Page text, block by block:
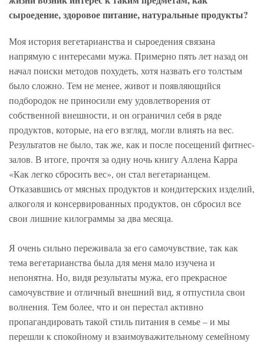
сыроедение, здоровое питание, натуральные продукты?
Моя история вегетарианства и сыроедения связана
напрямую с интересами мужа. Примерно пять лет назад он
начал поиски методов похудеть, хотя назвать его толстым
было сложно. Тем не менее, живот и появляющийся
подбородок не приносили ему удовлетворения от
собственной внешности, и он ограничил себя в ряде
продуктов, которые, на его взгляд, могли влиять на вес.
Результатов не было, так же, как и после посещений фитнес-
залов. В итоге, прочтя за одну ночь книгу Аллена Карра
«Как легко сбросить вес», он стал вегетарианцем.
Отказавшись от мясных продуктов и кондитерских изделий,
алкоголя и консервированных продуктов, он сбросил все
свои лишние килограммы за два месяца.
Я очень сильно переживала за его самочувствие, так как
тема вегетарианства была для меня мало изучена и
непонятна. Но, видя результаты мужа, его прекрасное
самочувствие и отличный внешний вид, я отпустила свои
волнения. Тем более, что и он перестал активно
пропагандировать такой стиль питания в семье – и мы
перешли к спокойному и взаимоуважительному семейному